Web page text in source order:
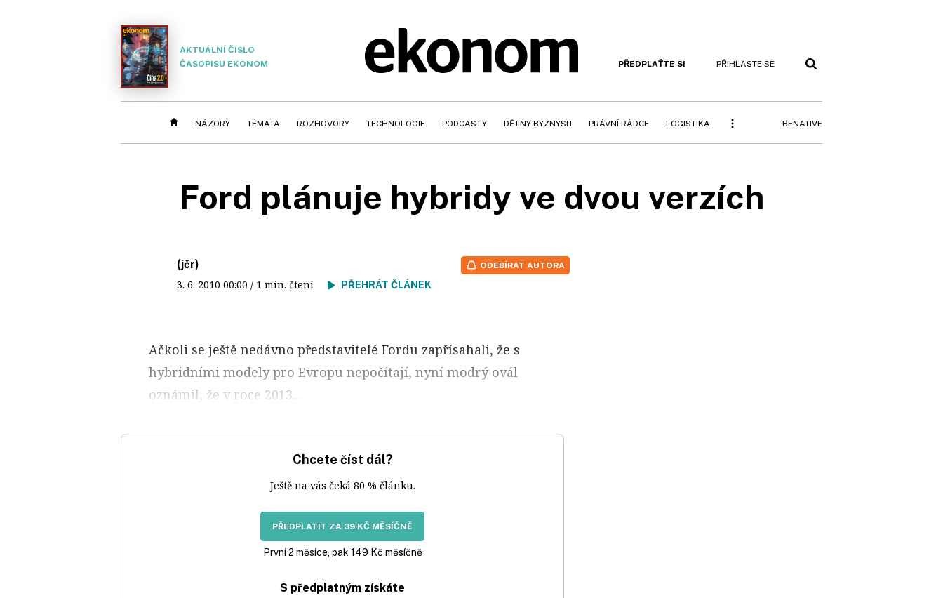
AKTUÁLNÍ ČÍSLO
ČASOPISU EKONOM
PŘEDPLAŤTE SI PŘIHLASTE SE
NÁZORY TÉMATA ROZHOVORY TECHNOLOGIE PODCASTY DĚJINY BYZNYSU PRÁVNÍ RÁDCE LOGISTIKA BENATIVE
Ford plánuje hybridy ve dvou verzích
(jčr)
3. 6. 2010 00:00 / 1 min. čtení PŘEHRÁT ČLÁNEK
ODEBÍRAT AUTORA
Ačkoli se ještě nedávno představitelé Fordu zapřísahali, že s
hybridními modely pro Evropu nepočítají, nyní modrý ovál
oznámil, že v roce 2013...
Chcete číst dál?
Ještě na vás čeká 80 % článku.
PŘEDPLATIT ZA 39 KČ MĚSÍČNĚ
První 2 měsíce, pak 149 Kč měsíčně
S předplatným získáte